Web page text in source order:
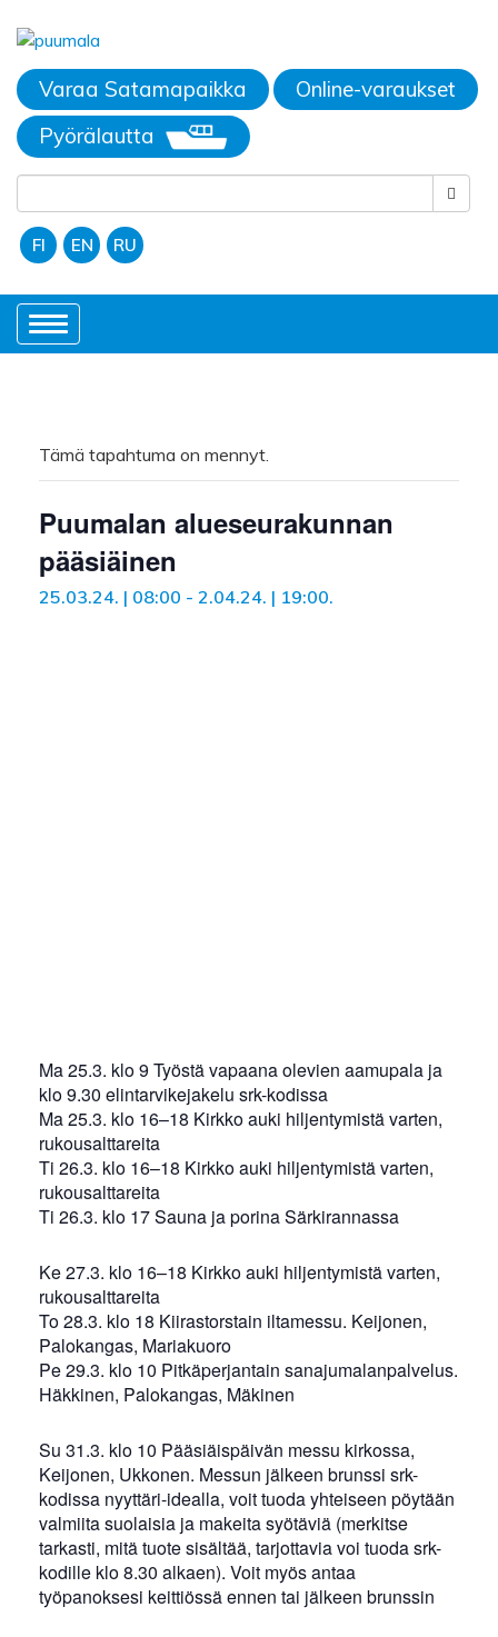
Varaa Satamapaikka
Online-varaukset
Pyörälautta
FI EN RU
Toggle
navigation
Tämä tapahtuma on mennyt.
Puumalan alueseurakunnan
pääsiäinen
25.03.24. | 08:00 - 2.04.24. | 19:00.
Ma 25.3. klo 9 Työstä vapaana olevien aamupala ja
klo 9.30 elintarvikejakelu srk-kodissa
Ma 25.3. klo 16–18 Kirkko auki hiljentymistä varten,
rukousalttareita
Ti 26.3. klo 16–18 Kirkko auki hiljentymistä varten,
rukousalttareita
Ti 26.3. klo 17 Sauna ja porina Särkirannassa
Ke 27.3. klo 16–18 Kirkko auki hiljentymistä varten,
rukousalttareita
To 28.3. klo 18 Kiirastorstain iltamessu. Keijonen,
Palokangas, Mariakuoro
Pe 29.3. klo 10 Pitkäperjantain sanajumalanpalvelus.
Häkkinen, Palokangas, Mäkinen
Su 31.3. klo 10 Pääsiäispäivän messu kirkossa,
Keijonen, Ukkonen. Messun jälkeen brunssi srk-
kodissa nyyttäri-idealla, voit tuoda yhteiseen pöytään
valmiita suolaisia ja makeita syötäviä (merkitse
tarkasti, mitä tuote sisältää, tarjottavia voi tuoda srk-
kodille klo 8.30 alkaen). Voit myös antaa
työpanoksesi keittiössä ennen tai jälkeen brunssin